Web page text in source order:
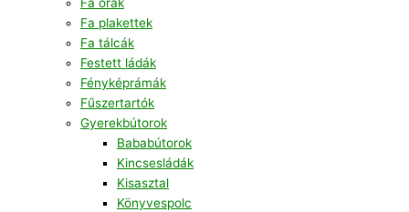
Fa órák
Fa plakettek
Fa tálcák
Festett ládák
Fényképrámák
Fűszertartók
Gyerekbútorok
Bababútorok
Kincsesládák
Kisasztal
Könyvespolc